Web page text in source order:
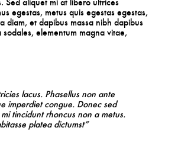
Sed aliquet mi at libero ultrices
egestas, metus quis egestas egestas,
diam, et dapibus massa nibh dapibus
sodales, elementum magna vitae,
lacus. Phasellus non ante
imperdiet congue. Donec sed
tincidunt rhoncus non a metus.
platea dictumst”